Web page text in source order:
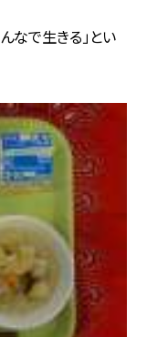
なで生きる」とい